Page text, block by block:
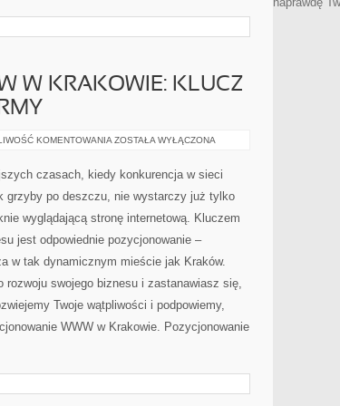
W KRAKOWIE: KLUCZ
KOMENTOWANIA POZYCJONOWANIE
KRAKOWIE:
KLUCZ
SUKCESU
FIRMY
ZOSTAŁA WYŁĄCZONA
czasach, kiedy konkurencja w sieci
grzyby po deszczu, nie wystarczy już tylko
wyglądającą stronę internetową. Kluczem
jest odpowiednie pozycjonowanie –
w tak dynamicznym mieście jak Kraków.
rozwoju swojego biznesu i zastanawiasz się,
Twoje wątpliwości i podpowiemy,
WWW w Krakowie. Pozycjonowanie